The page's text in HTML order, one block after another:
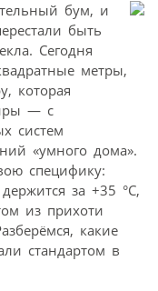
бум, и
быть
Сегодня
метры,
которая
— с
систем
«умного дома».
специфику:
за +35 °C,
из прихоти
какие
стандартом в